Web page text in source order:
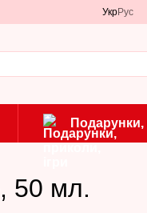
УкрРус
Подарунки,
50 мл.